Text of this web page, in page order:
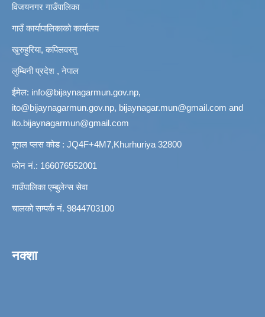
विजयनगर गाउँपालिका
गाउँ कार्यापालिकाको कार्यालय
खुरुहुरिया, कपिलवस्तु
लुम्बिनी प्रदेश , नेपाल
ईमेल: info@bijaynagarmun.gov.np,
ito@bijaynagarmun.gov.np, bijaynagar.mun@gmail.com and
ito.bijaynagarmun@gmail.com
गूगल प्लस कोड : JQ4F+4M7,Khurhuriya 32800
फोन नं.: 166076552001
गाउँपालिका एम्बुलेन्स सेवा
चालको सम्पर्क नं. 9844703100
नक्शा